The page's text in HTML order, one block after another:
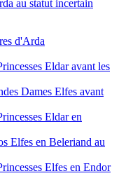
au statut incertain
d'Arda
Eldar avant les
Dames Elfes avant
Eldar en
Elfes en Beleriand au
Elfes en Endor